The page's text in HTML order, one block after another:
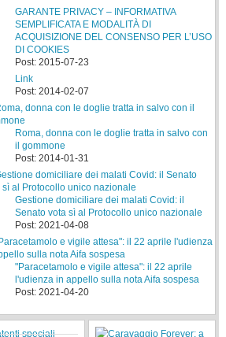
GARANTE PRIVACY – INFORMATIVA
SEMPLIFICATA E MODALITÀ DI
ACQUISIZIONE DEL CONSENSO PER L’USO
DI COOKIES
Post: 2015-07-23
Link
Post: 2014-02-07
Roma, donna con le doglie tratta in salvo con
il gommone
Post: 2014-01-31
Gestione domiciliare dei malati Covid: il
Senato vota sì al Protocollo unico nazionale
Post: 2021-04-08
"Paracetamolo e vigile attesa": il 22 aprile
l'udienza in appello sulla nota Aifa sospesa
Post: 2021-04-20